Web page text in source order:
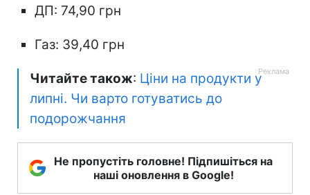
ДП: 74,90 грн
Газ: 39,40 грн
Читайте також: Ціни на продукти у
липні. Чи варто готуватись до
подорожчання
Не пропустіть головне! Підпишіться на
наші оновлення в Google!